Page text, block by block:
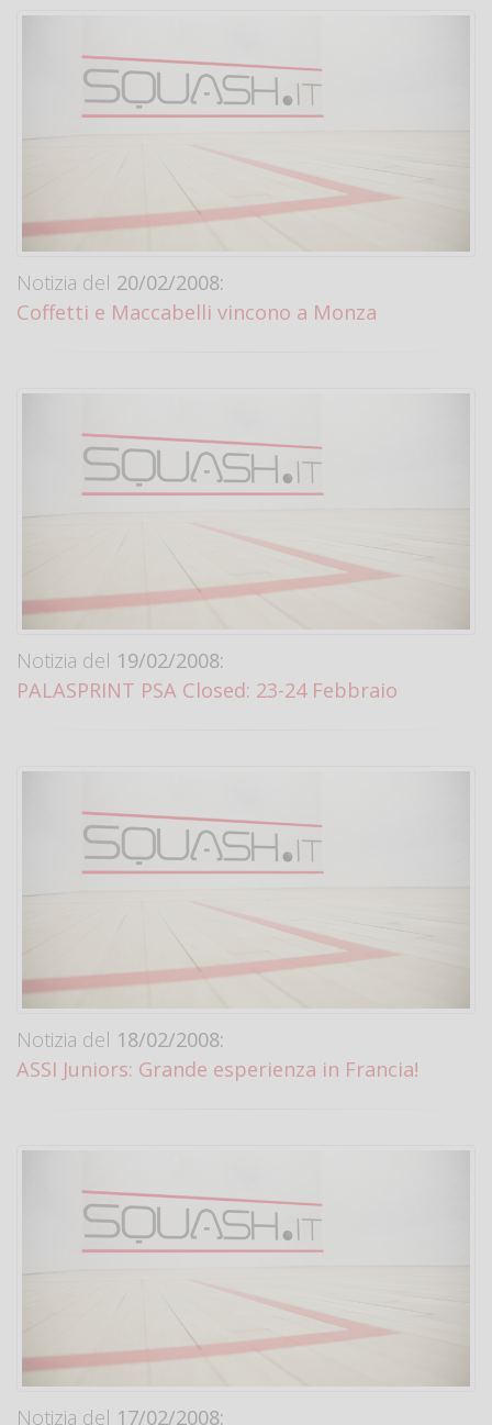
Notizia del 20/02/2008:
Coffetti e Maccabelli vincono a Monza
Notizia del 19/02/2008:
PALASPRINT PSA Closed: 23-24 Febbraio
Notizia del 18/02/2008:
ASSI Juniors: Grande esperienza in Francia!
Notizia del 17/02/2008: